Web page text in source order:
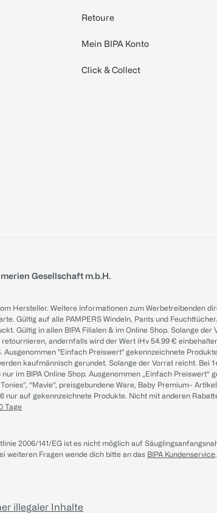
Retoure
Mein BIPA Konto
Click & Collect
Gesellschaft m.b.H.
Hersteller. Weitere Informationen zum Werbetreibenden
Gültig auf alle PAMPERS Windeln, Pants und
Gültig in allen BIPA Filialen & im Online Shop. Solange
andernfalls wird der Wert iHv 54.99 €
Ausgenommen "Einfach Preiswert" gekennzeichnete
kaufmännisch gerundet. Solange der Vorrat reicht. Bei
nur im BIPA Online Shop. Ausgenommen „Einfach
“Mavie“, preisgebundene Ware, Baby Premium-
nur auf gekennzeichnete Produkte. Nicht mit anderen
Tage
2006/141/EG ist es nicht möglich auf
weiteren Fragen wende dich bitte an das BIPA Kundenservice.
illegaler Inhalte